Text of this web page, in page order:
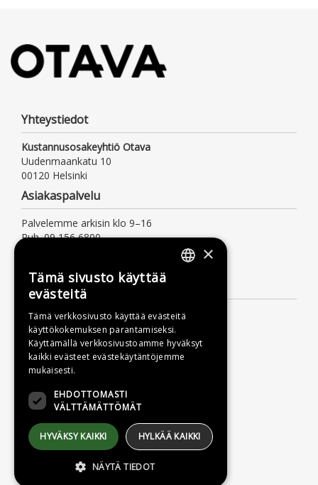
Yhteystiedot
Kustannusosakeyhtiö Otava
Uudenmaankatu 10
00120 Helsinki
Asiakaspalvelu
Palvelemme arkisin klo 9–16
Puh. 09 156 6800
Lisätietoa
Toimitusehdot
Käyttöohjeet
Tietosuojaseloste
Saavutettavuusseloste
×
Tämä sivusto käyttää
evästeitä
Tämä verkkosivusto käyttää evästeitä
käyttökokemuksen parantamiseksi.
Käyttämällä verkkosivustoamme hyväksyt
kaikki evästeet evästekäytäntöjemme
mukaisesti.
EHDOTTOMASTI
VÄLTTÄMÄTTÖMÄT
HYVÄKSY KAIKKI HYLKÄÄ KAIKKI
NÄYTÄ TIEDOT